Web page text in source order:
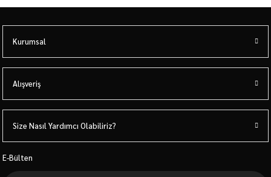
Kurumsal
Alışveriş
Size Nasıl Yardımcı Olabiliriz?
E-Bülten